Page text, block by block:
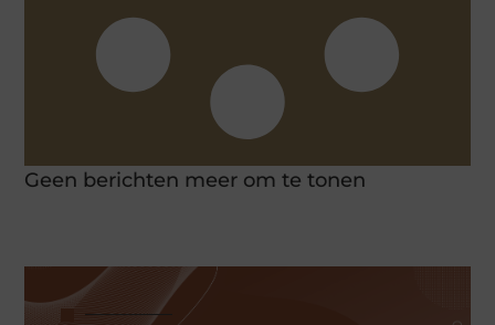
Geen berichten meer om te tonen